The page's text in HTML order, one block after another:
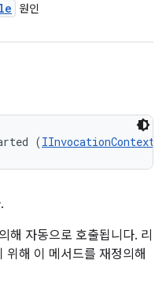
원인
(IInvocationContext
자동으로 호출됩니다. 리
위해 이 메서드를 재정의해